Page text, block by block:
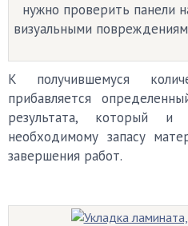
нужно проверить панели
визуальными
К получившемуся
прибавляется
результата, который и
необходимому запасу
завершения работ.